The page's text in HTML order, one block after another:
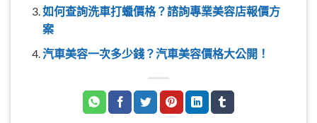
如何查詢洗車打蠟價格？諮詢專業美容店報價方
案
汽車美容一次多少錢？汽車美容價格大公開！